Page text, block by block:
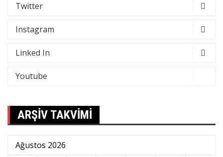
Twitter
Instagram
Linked In
Youtube
ARŞİV TAKVİMİ
Ağustos 2026